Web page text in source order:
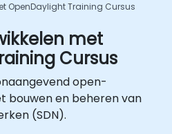
OpenDaylight Training Cursus
met
Cursus
open-
bouwen en beheren van
(SDN).